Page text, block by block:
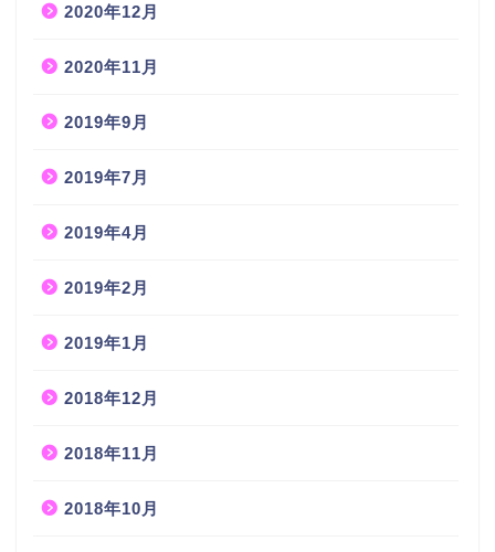
2020年12月
2020年11月
2019年9月
2019年7月
2019年4月
2019年2月
2019年1月
2018年12月
2018年11月
2018年10月